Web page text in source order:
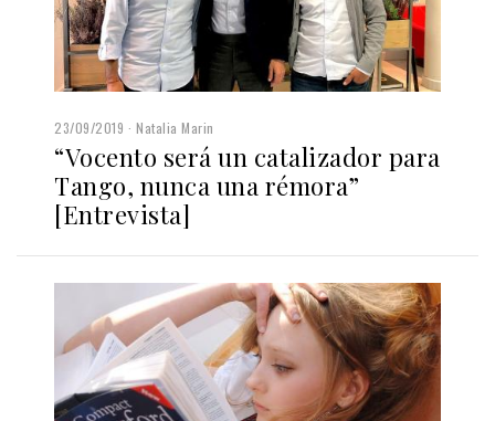
23/09/2019 Natalia Marin
“Vocento será un catalizador para
Tango, nunca una rémora”
[Entrevista]